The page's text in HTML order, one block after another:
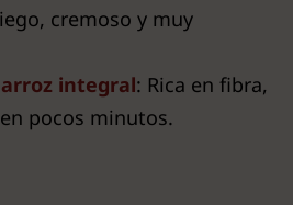
cremoso y muy
integral: Rica en fibra,
pocos minutos.